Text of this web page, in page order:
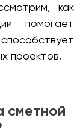
как
помогает
проектов.
сметной